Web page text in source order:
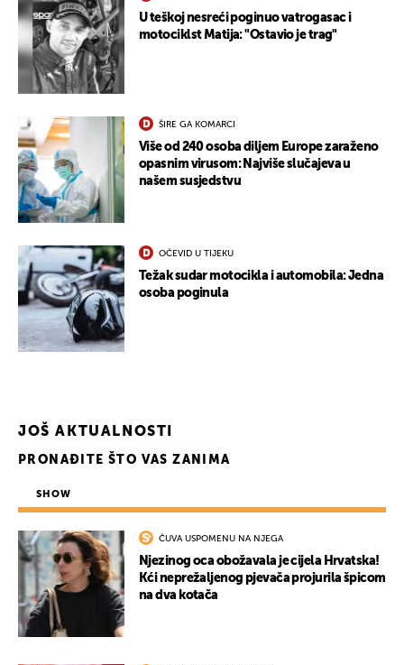
U teškoj nesreći poginuo vatrogasac i
motociklst Matija: "Ostavio je trag"
ŠIRE GA KOMARCI
Više od 240 osoba diljem Europe zaraženo
opasnim virusom: Najviše slučajeva u
našem susjedstvu
OČEVID U TIJEKU
Težak sudar motocikla i automobila: Jedna
osoba poginula
JOŠ AKTUALNOSTI
PRONAĐITE ŠTO VAS ZANIMA
SHOW
ČUVA USPOMENU NA NJEGA
Njezinog oca obožavala je cijela Hrvatska!
Kći neprežaljenog pjevača projurila špicom
na dva kotača